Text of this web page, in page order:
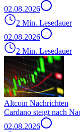
02.08.2026
2 Min. Lesedauer
02.08.2026
2 Min. Lesedauer
Altcoin Nachrichten
Cardano steigt nach
02.08.2026